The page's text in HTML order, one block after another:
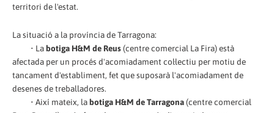
territori de l'estat.
La situació a la província de Tarragona:
• Labotiga H&M de Reus(centre comercial La Fira) està
afectada per un procés d'acomiadament col·lectiu per motiu de
tancament d'establiment, fet que suposarà l'acomiadament de
desenes de treballadores.
• Així mateix, labotiga H&M de Tarragona(centre comercial